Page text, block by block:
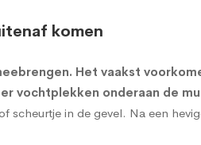
komen
Het vaakst
vochtplekken onderaan de
in de gevel. Na een